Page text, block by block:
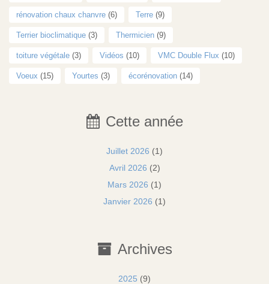
rénovation chaux chanvre (6) Terre (9)
Terrier bioclimatique (3) Thermicien (9)
toiture végétale (3) Vidéos (10) VMC Double Flux (10)
Voeux (15) Yourtes (3) écorénovation (14)
Cette année
Juillet 2026 (1)
Avril 2026 (2)
Mars 2026 (1)
Janvier 2026 (1)
Archives
2025 (9)